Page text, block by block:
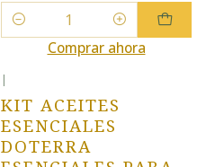
Cantidad
Comprar ahora
|
KIT ACEITES
ESENCIALES
DOTERRA